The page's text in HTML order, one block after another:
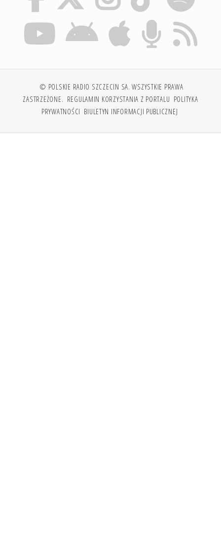
© POLSKIE RADIO SZCZECIN SA. WSZYSTKIE PRAWA
ZASTRZEŻONE. REGULAMIN KORZYSTANIA Z PORTALU POLITYKA
PRYWATNOŚCI BIULETYN INFORMACJI PUBLICZNEJ